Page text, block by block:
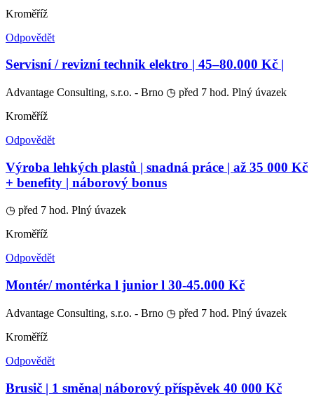
Kroměříž
Odpovědět
Servisní / revizní technik elektro | 45–80.000 Kč |
Advantage Consulting, s.r.o. - Brno ◷ před 7 hod. Plný úvazek
Kroměříž
Odpovědět
Výroba lehkých plastů | snadná práce | až 35 000 Kč
+ benefity | náborový bonus
◷ před 7 hod. Plný úvazek
Kroměříž
Odpovědět
Montér/ montérka l junior l 30-45.000 Kč
Advantage Consulting, s.r.o. - Brno ◷ před 7 hod. Plný úvazek
Kroměříž
Odpovědět
️Brusič | 1 směna| náborový příspěvek 40 000 Kč